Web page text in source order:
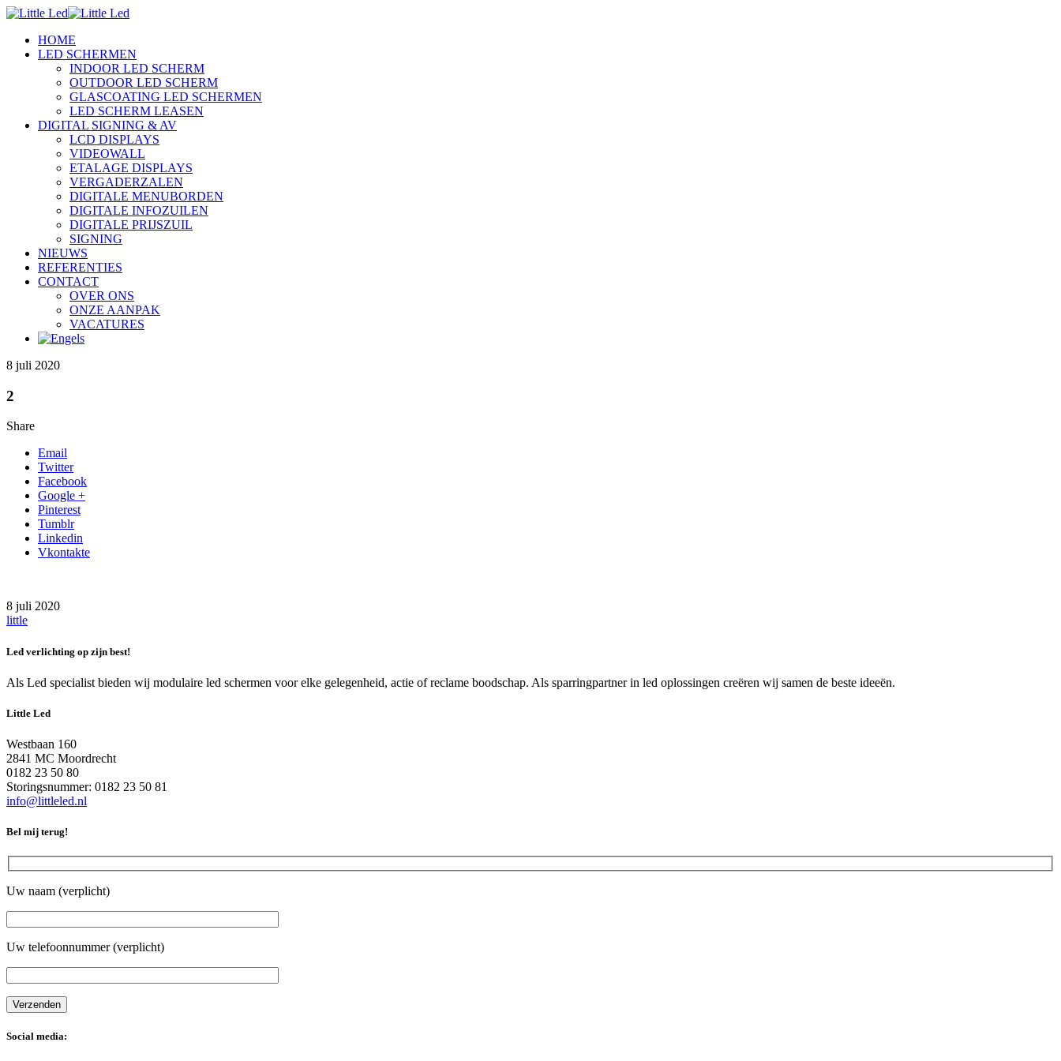
HOME
LED SCHERMEN
INDOOR LED SCHERM
OUTDOOR LED SCHERM
GLASCOATING LED SCHERMEN
LED SCHERM LEASEN
DIGITAL SIGNING & AV
LCD DISPLAYS
VIDEOWALL
ETALAGE DISPLAYS
VERGADERZALEN
DIGITALE MENUBORDEN
DIGITALE INFOZUILEN
DIGITALE PRIJSZUIL
SIGNING
NIEUWS
REFERENTIES
CONTACT
OVER ONS
ONZE AANPAK
VACATURES
8 juli 2020
2
Share
Email
Twitter
Facebook
Google +
Pinterest
Tumblr
Linkedin
Vkontakte
8 juli 2020
little
Led verlichting op zijn best!
Als Led specialist bieden wij modulaire led schermen voor elke gelegenheid, actie of reclame boodschap. Als sparringpartner in led oplossingen creëren wij samen de beste ideeën.
Little Led
Westbaan 160
2841 MC Moordrecht
0182 23 50 80
Storingsnummer: 0182 23 50 81
info@littleled.nl
Bel mij terug!
Uw naam (verplicht)
Uw telefoonnummer (verplicht)
Social media: